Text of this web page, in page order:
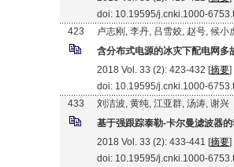
doi: 10.19595/j.cnki.1000-
423
卢志刚, 李丹, 吕雪姣, 赵号, 候小
含分布式电源的冰灾下配电网多
2018 Vol. 33 (2): 423-432 [摘要]
doi: 10.19595/j.cnki.1000-
433
刘洁波, 黄纯, 江亚群, 汤涛, 谢兴
基于强跟踪泰勒-卡尔曼滤波器
2018 Vol. 33 (2): 433-441 [摘要]
doi: 10.19595/j.cnki.1000-